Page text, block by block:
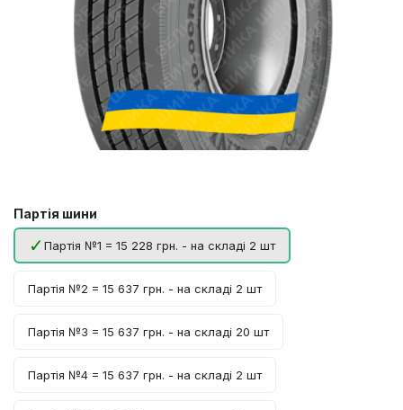
Партія шини
Партія №1 = 15 228 грн. - на складі 2 шт
Партія №2 = 15 637 грн. - на складі 2 шт
Партія №3 = 15 637 грн. - на складі 20 шт
Партія №4 = 15 637 грн. - на складі 2 шт